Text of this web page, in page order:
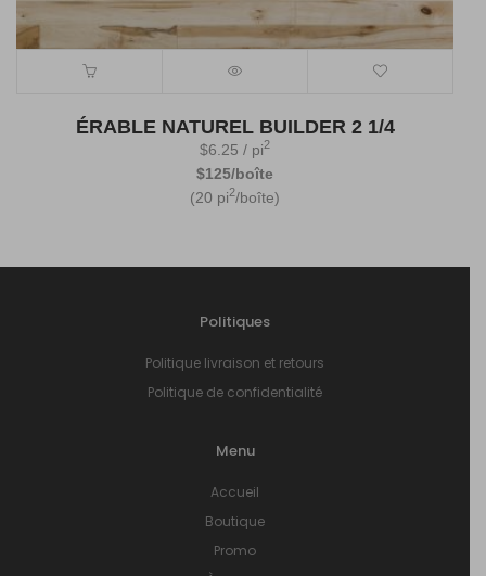
ÉRABLE NATUREL BUILDER 2 1/4
$6.25 / pi2
$125/boîte
(20 pi2/boîte)
Politiques
Politique livraison et retours
Politique de confidentialité
Menu
Accueil
Boutique
Promo